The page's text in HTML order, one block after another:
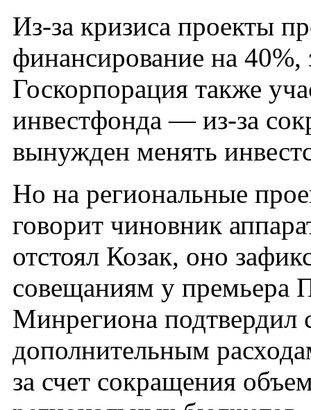
Из-за кризиса проекты
финансирование на
Госкорпорация также
инвестфонда — из-за
вынужден менять
Но на региональные
говорит чиновник
отстоял Козак, оно
совещаниям у премьера
Минрегиона подтвердил
дополнительным
за счет сокращения